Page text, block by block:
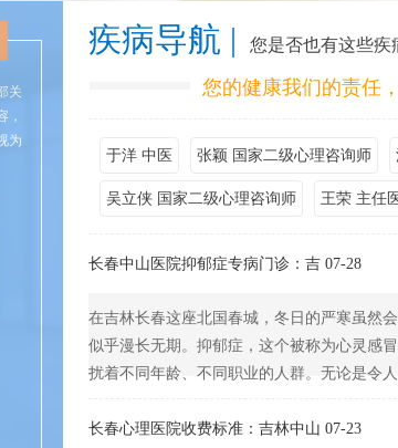
关
，
为
疾病导航 | 您是否也有这些疾
您的健康我们的责任
于洋 中医 张颖 国家二级心理咨询师
吴立侠 国家二级心理咨询师 王荣 主任
长春中山医院抑郁症专病门诊：吉 07-28
在吉林长春这座北国春城，冬日的严寒虽然
似乎漫长无期。抑郁症，这个被称为心灵感
扰着不同年龄、不同职业的人群。无论是令
长春心理医院收费标准：吉林中山 07-23